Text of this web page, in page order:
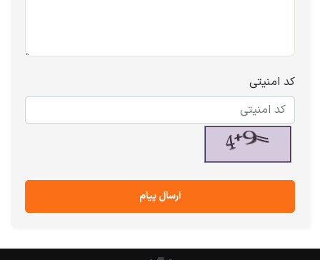
کد امنیتی
ارسال پیام